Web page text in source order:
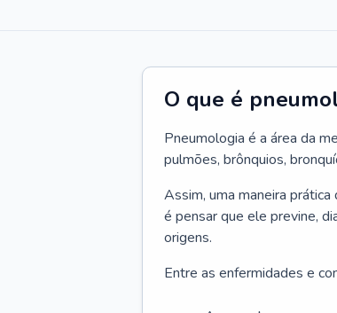
O que é
Pneumologia é a área da
pulmões, brônquios,
Assim, uma maneira
é pensar que ele previne,
origens.
Entre as enfermidades e